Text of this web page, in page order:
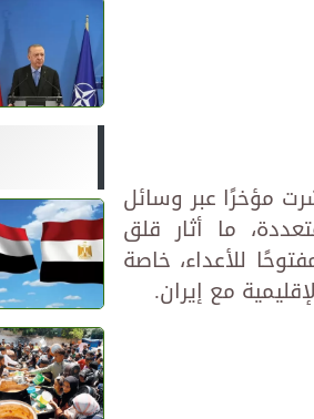
مؤخرًا عبر وسائل
ما أثار قلق
للأعداء، خاصة
مع إيران.